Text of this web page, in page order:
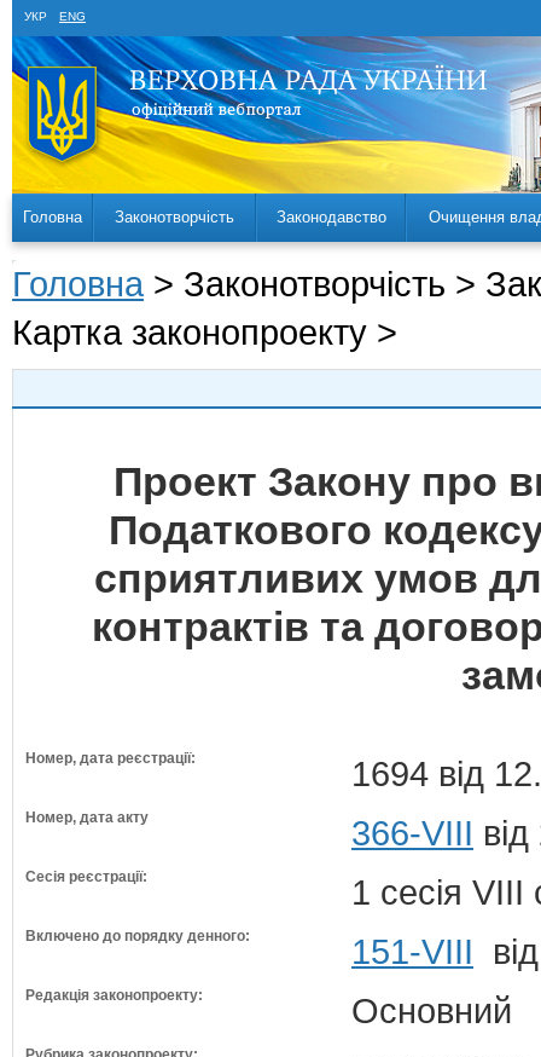
УКР ENG
Головна Законотворчість Законодавство Очищення
Головна > Законотворчість >
Картка законопроекту >
Проект Закону про
Податкового
сприятливих умов
контрактів та
Номер, дата реєстрації: 1694 від
Номер, дата акту 366-VIII
Сесія реєстрації: 1 сесія VIII
Включено до порядку денного: 151-VIII
Редакція законопроекту: Основний